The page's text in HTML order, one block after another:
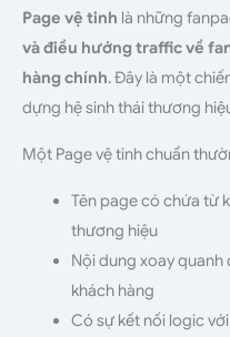
Page vệ tinh là những
và điều hướng traffic về
hàng chính. Đây là một
dựng hệ sinh thái thương
Một Page vệ tinh chuẩn
Tên page có chứa từ
thương hiệu
Nội dung xoay
khách hàng
Có sự kết nối logic